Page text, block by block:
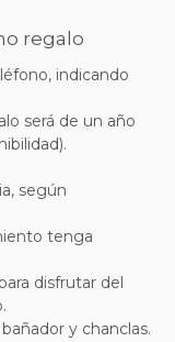
regalo
indicando
será de un año
según
tenga
disfrutar del
y chanclas.